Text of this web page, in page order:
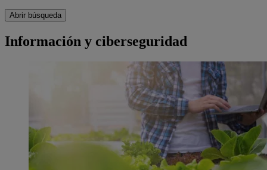
Abrir búsqueda
Información y ciberseguridad